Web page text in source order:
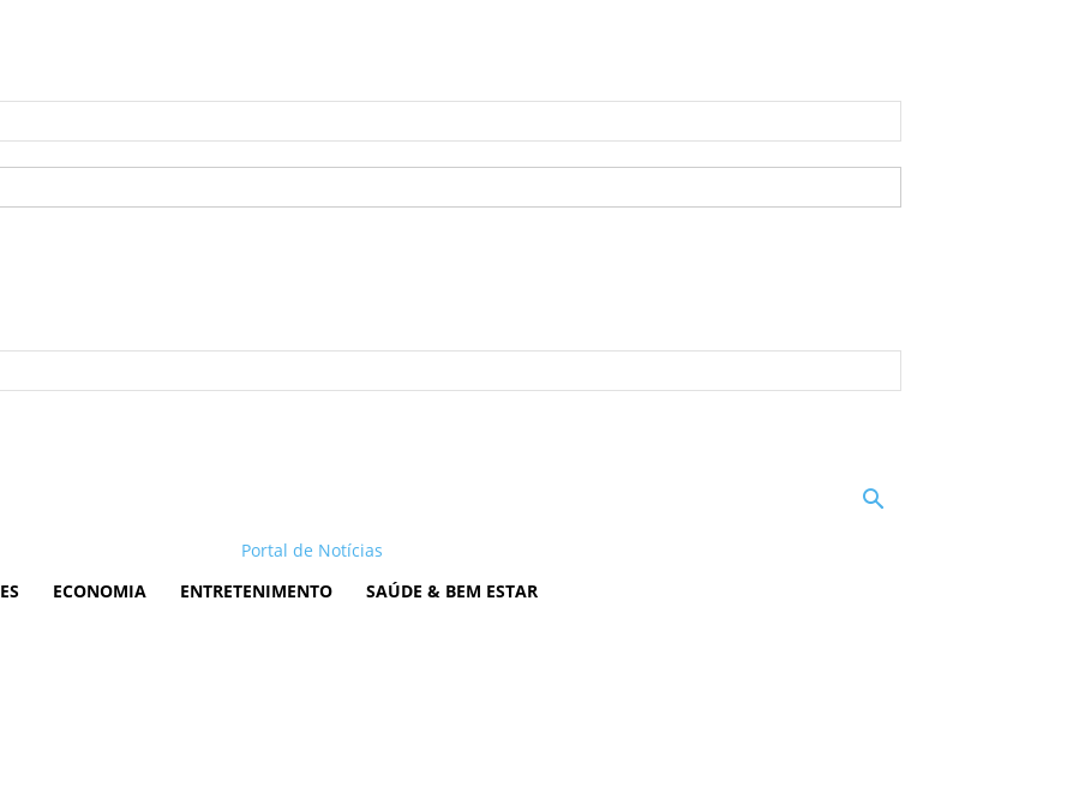
Portal de Notícias
ECONOMIA ENTRETENIMENTO SAÚDE & BEM ESTAR